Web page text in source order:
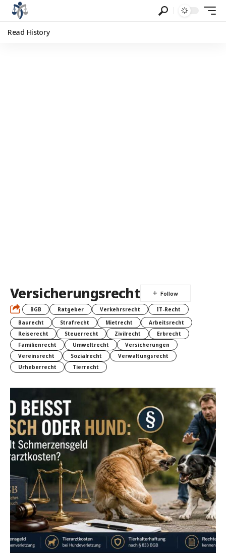
Read History
Versicherungsrecht
BGB Ratgeber Verkehrsrecht
IT-Recht
Baurecht
Strafrecht Mietrecht
Arbeitsrecht
Reiserecht
Steuerrecht Zivilrecht
Erbrecht
Familienrecht
Umweltrecht
Versicherungen
Vereinsrecht
Sozialrecht
Verwaltungsrecht
Urheberrecht
Tierrecht